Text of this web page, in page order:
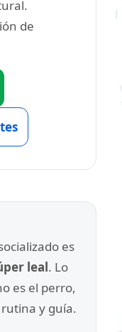
de
es
leal. Lo
es el perro,
y guía.